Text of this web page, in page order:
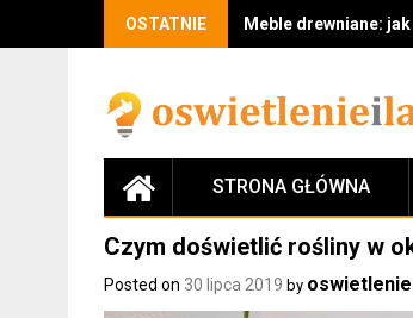
OSTATNIE Meble drewniane:
STRONA GŁÓWNA
Czym doświetlić rośliny w
Posted on 30 lipca 2019 by